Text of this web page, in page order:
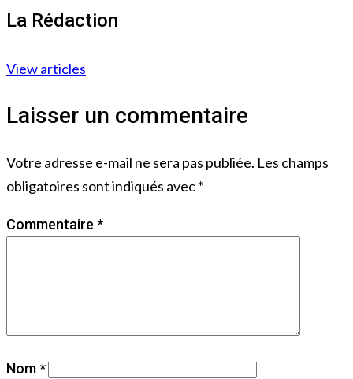
La Rédaction
View articles
Laisser un commentaire
Votre adresse e-mail ne sera pas publiée. Les champs
obligatoires sont indiqués avec*
Commentaire *
Nom*